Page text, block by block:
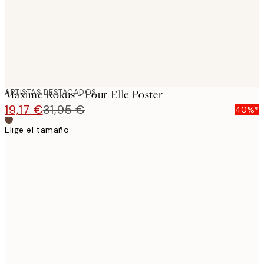
ARTISTAS DESTACADOS
Maxime Rokus - Pour Elle Poster
19,17 €31,95 €
40%*
Elige el tamaño